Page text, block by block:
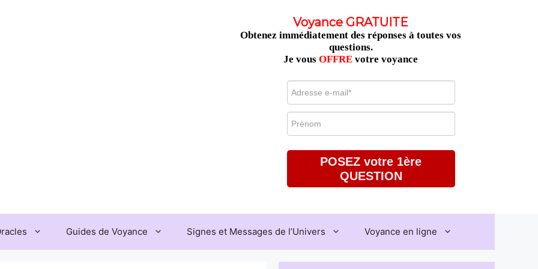
Voyance GRATUITE
Obtenez immédiatement des réponses à toutes vos
questions.
Je vous OFFRE votre voyance
POSEZ votre 1ère
QUESTION
Guides de Voyance Signes et Messages de l’Univers Voyance en ligne